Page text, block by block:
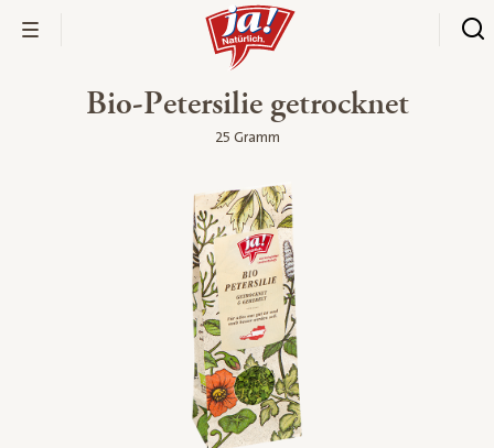
Bio-Petersilie getrocknet
25 Gramm